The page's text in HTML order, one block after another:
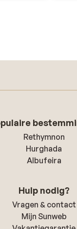
Rethymnon
Hurghada
Albufeira
Hulp nodig?
Vragen & contact
Mijn Sunweb